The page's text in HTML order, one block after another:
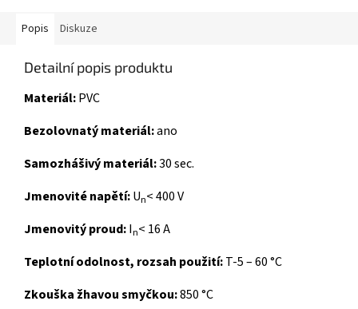
Popis Diskuze
Detailní popis produktu
Materiál:PVC
Bezolovnatý materiál:ano
Samozhášivý materiál:30 sec.
Jmenovité napětí:Un< 400 V
Jmenovitý proud:In< 16 A
Teplotní odolnost, rozsah použití:T-5 – 60 °C
Zkouška žhavou smyčkou:850 °C